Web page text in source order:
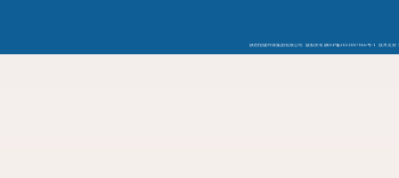
陕西恒健环保集团有限公司 版权所有 陕ICP备2023007066号-1 技术支持